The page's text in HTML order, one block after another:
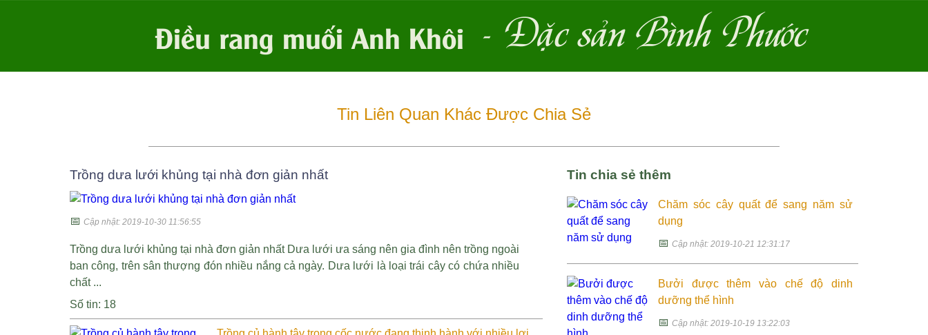
Điều rang muối Anh Khôi - Đặc sản Bình Phước
Tin Liên Quan Khác Được Chia Sẻ
Trồng dưa lưới khủng tại nhà đơn giản nhất
📅 Cập nhật: 2019-10-30 11:56:55
Trồng dưa lưới khủng tại nhà đơn giản nhất Dưa lưới ưa sáng nên gia đình nên trồng ngoài
ban công, trên sân thượng đón nhiều nắng cả ngày. Dưa lưới là loại trái cây có chứa nhiều
chất ...
Số tin: 18
Tin chia sẻ thêm
Chăm sóc cây quất để sang năm sử
dụng
📅 Cập nhật: 2019-10-21 12:31:17
Bưởi được thêm vào chế độ dinh
dưỡng thể hình
📅 Cập nhật: 2019-10-19 13:22:03